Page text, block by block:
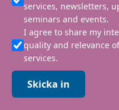
services, newsletters,
seminars and events.
I agree to share my
quality and relevance
services.
Skicka in